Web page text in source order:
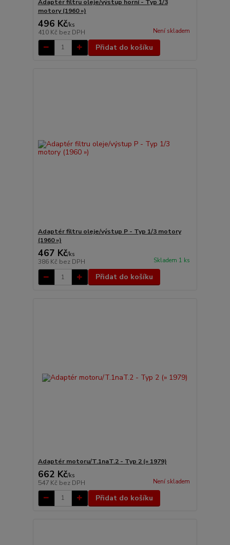
Adaptér filtru oleje/výstup horní - Typ 1/3
motory (1960 »)
496 Kč/ks
410 Kč bez DPH Není skladem
Přidat do košíku
Adaptér filtru oleje/výstup P - Typ 1/3 motory
(1960 »)
467 Kč/ks
386 Kč bez DPH Skladem 1 ks
Přidat do košíku
Adaptér motoru/T.1naT.2 - Typ 2 (» 1979)
662 Kč/ks
547 Kč bez DPH Není skladem
Přidat do košíku